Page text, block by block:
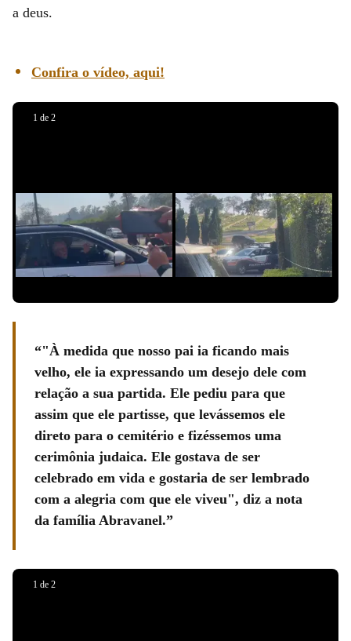
a deus.
Confira o vídeo, aqui!
1de 2
Slide 1 de 0
"À medida que nosso pai ia ficando mais
velho, ele ia expressando um desejo dele com
relação a sua partida. Ele pediu para que
assim que ele partisse, que levássemos ele
direto para o cemitério e fizéssemos uma
cerimônia judaica. Ele gostava de ser
celebrado em vida e gostaria de ser lembrado
com a alegria com que ele viveu", diz a nota
da família Abravanel.
1de 2